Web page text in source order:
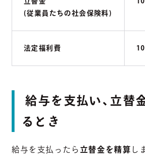
(従業員たちの社会保険料)
法定福利費
給与を支払い、立替
るとき
給与を支払ったら 立替金を精算 し